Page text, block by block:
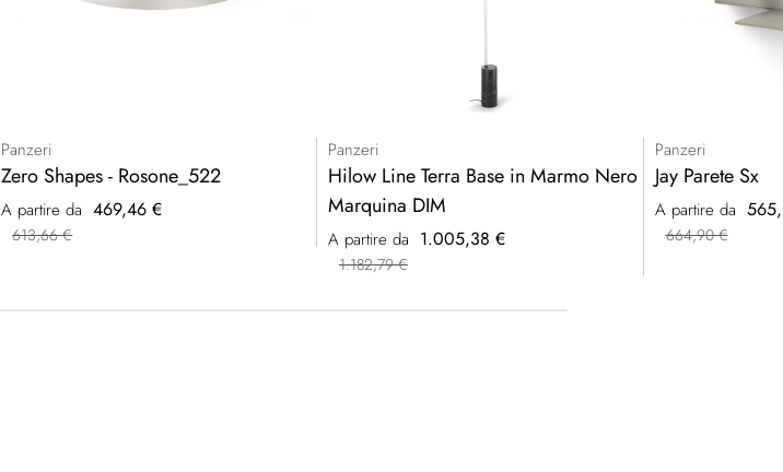
Panzeri
Zero Shapes - Rosone_522
A partire da 469,46 €
613,66 €
Panzeri
Hilow Line Terra Base in Marmo Nero
Marquina DIM
A partire da 1.005,38 €
1.182,79 €
Panzeri
Jay Parete Sx
A partire da
664,90 €